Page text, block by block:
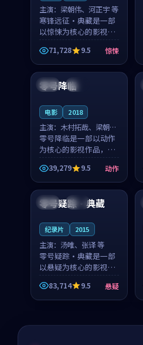
主演： 梁朝伟、河正宇 等
寒锋远征·典藏是一部
以惊悚为核心的影视作
品，围绕危机、反转与
人物成长展开，整体节
奏紧凑，值得推荐观
看。
71,728 9.5 惊悚
法国 完结
零号降临
电影 2018
主演： 木村拓哉、梁朝伟
等
零号降临是一部以动作
为核心的影视作品，围
绕危机、反转与人物成
长展开，整体节奏紧
凑，值得推荐观看。
39,279 9.5 动作
美国 热播
零号疑踪·典藏
纪录片 2015
主演： 汤唯、张译 等
零号疑踪·典藏是一部
以悬疑为核心的影视作
品，围绕危机、反转与
人物成长展开，整体节
奏紧凑，值得推荐观
83,714 9.5 悬疑